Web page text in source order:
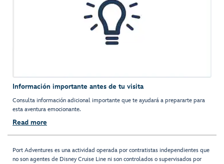
Información importante antes de tu visita
Consulta información adicional importante que te ayudará a prepararte para
esta aventura emocionante.
Read more
Port Adventures es una actividad operada por contratistas independientes que
no son agentes de Disney Cruise Line ni son controlados o supervisados por